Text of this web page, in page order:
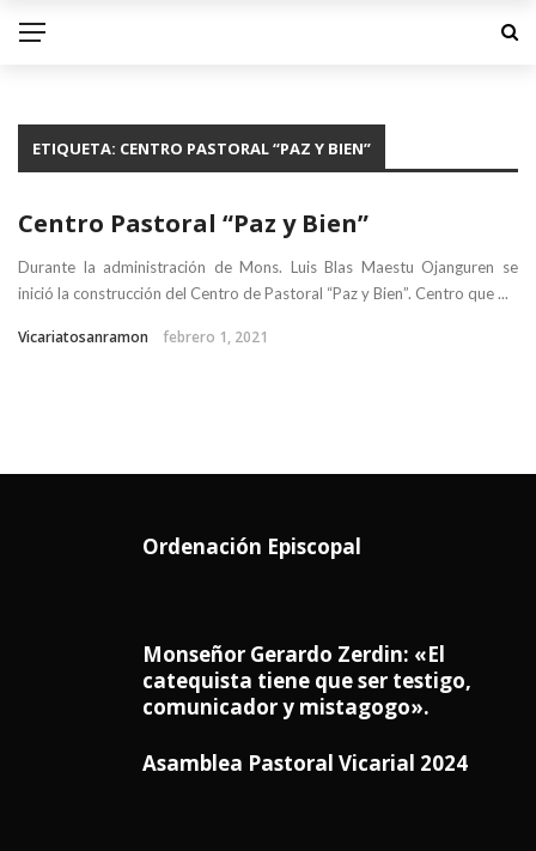
ETIQUETA: CENTRO PASTORAL “PAZ Y BIEN”
Centro Pastoral “Paz y Bien”
Durante la administración de Mons. Luis Blas Maestu Ojanguren se
inició la construcción del Centro de Pastoral “Paz y Bien”. Centro que ...
Vicariatosanramon febrero 1, 2021
Ordenación Episcopal
Monseñor Gerardo Zerdin: «El
catequista tiene que ser testigo,
comunicador y mistagogo».
Asamblea Pastoral Vicarial 2024